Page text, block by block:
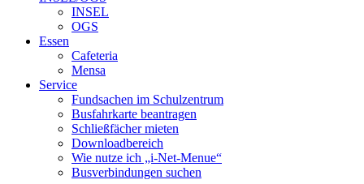
INSEL
OGS
Essen
Cafeteria
Mensa
Service
Fundsachen im Schulzentrum
Busfahrkarte beantragen
Schließfächer mieten
Downloadbereich
Wie nutze ich „i-Net-Menue“
Busverbindungen suchen